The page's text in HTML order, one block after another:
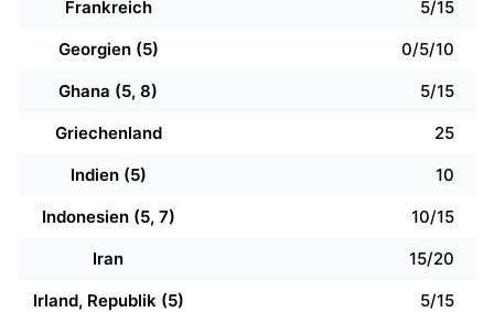
Frankreich
5/15
Georgien (5)
0/5/10
Ghana (5, 8)
5/15
Griechenland
25
Indien (5)
10
Indonesien (5, 7)
10/15
Iran
15/20
Irland, Republik (5)
5/15